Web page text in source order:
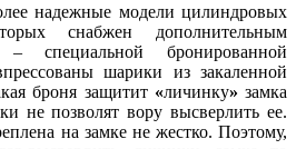
надежные модели цилиндровых
снабжен дополнительным
специальной бронированной
шарики из закаленной
броня защитит «личинку» замка
не позволят вору высверлить ее.
на замке не жестко. Поэтому,